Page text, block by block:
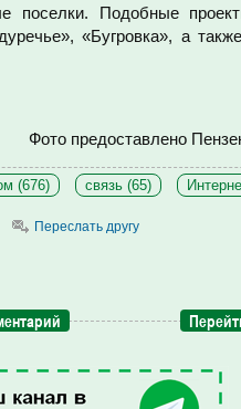
поселки. Подобные
«Бугровка», а
Фото предоставлено
(676) связь (65)
Переслать другу